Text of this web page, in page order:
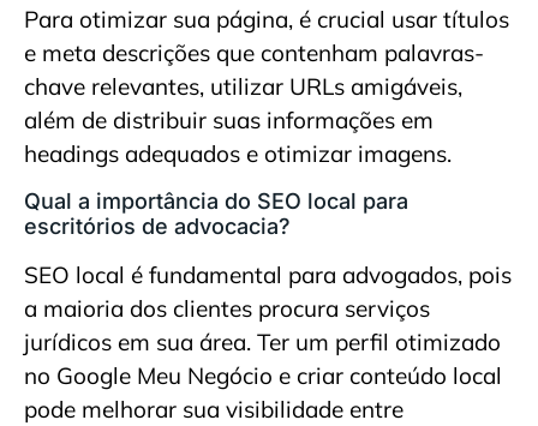
Para otimizar sua página, é crucial usar títulos
e meta descrições que contenham palavras-
chave relevantes, utilizar URLs amigáveis,
além de distribuir suas informações em
headings adequados e otimizar imagens.
Qual a importância do SEO local para
escritórios de advocacia?
SEO local é fundamental para advogados, pois
a maioria dos clientes procura serviços
jurídicos em sua área. Ter um perfil otimizado
no Google Meu Negócio e criar conteúdo local
pode melhorar sua visibilidade entre